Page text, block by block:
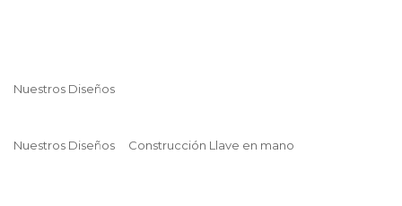
Nuestros Diseños
Nuestros Diseños Construcción Llave en mano